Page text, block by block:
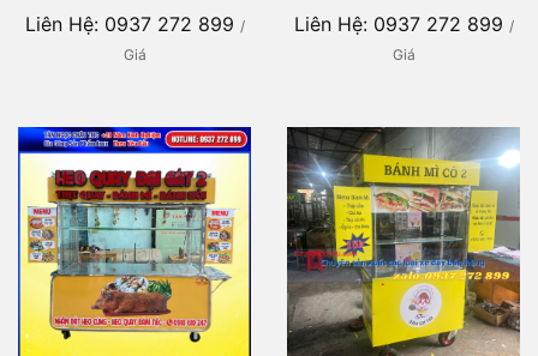
Liên Hệ: 0937 272 899 /
Giá
Liên Hệ: 0937 272 899 /
Giá